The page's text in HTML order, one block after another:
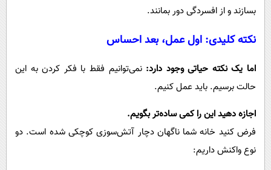
بسازند و از افسردگی دور بمانند.
نکته کلیدی: اول عمل، بعد احساس
اما یک نکته حیاتی وجود دارد: نمی‌توانیم فقط با فکر کردن به این
حالت برسیم. باید عمل کنیم.
اجازه دهید این را کمی ساده‌تر بگویم.
فرض کنید خانه شما ناگهان دچار آتش‌سوزی کوچکی شده است. دو
نوع واکنش داریم: